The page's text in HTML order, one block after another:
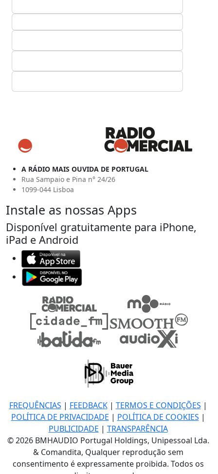
A RÁDIO MAIS OUVIDA DE PORTUGAL
Rua Sampaio e Pina n° 24/26
1099-044 Lisboa
Instale as nossas Apps
Disponível gratuitamente para iPhone,
iPad e Android
FREQUÊNCIAS | FEEDBACK| TERMOS E CONDIÇÕES |
POLÍTICA DE PRIVACIDADE | POLÍTICA DE COOKIES |
PUBLICIDADE | TRANSPARÊNCIA
© 2026 BMHAUDIO Portugal Holdings, Unipessoal Lda.
& Comandita, Qualquer reprodução sem
consentimento é expressamente proibida. Todos os